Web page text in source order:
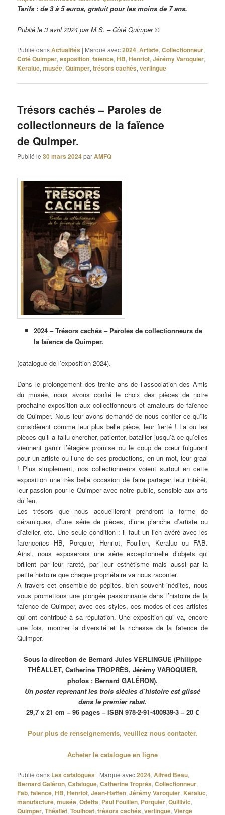
Tarifs : de 3 à 5 euros, gratuit pour les moins de 7 ans.
Publié le 3 avril 2024 par M.S. – Côté Quimper ©
Publié dansActualités | Marqué avec2024,Artiste,Collectionneur,
Côté Quimper,exposition,faïence,HB,Henriot,Jérémy Varoquier,
Keraluc,musée,Quimper,trésors cachés,verlingue
Trésors cachés – Paroles de
collectionneurs de la faïence
de Quimper.
Publié le30 mars 2024parAMFQ
2024 – Trésors cachés – Paroles de collectionneurs de
la faïence de Quimper.
(catalogue de l’exposition 2024).
Dans le prolongement des trente ans de l’association des Amis
du musée, nous avons confié le choix des pièces de notre
prochaine exposition aux collectionneurs et amateurs de faïence
de Quimper. Nous leur avons demandé de nous confier ce qu’ils
considèrent comme leur plus belle pièce, leur fierté ! La ou les
pièces qu’il a fallu chercher, patienter, batailler jusqu’à ce qu’elles
viennent garnir l’étagère promise ou le coup de cœur fulgurant
pour un artiste ou l’une de ses productions, en un mot, leur graal
! Plus simplement, nos collectionneurs voient surtout en cette
exposition une très belle occasion de faire partager leur intérêt,
leur passion pour le Quimper avec notre public, sensible aux arts
du feu.
Les trésors que nous accueilleront prendront la forme de
céramiques, d’une série de pièces, d’une planche d’artiste ou
d’atelier, etc. Une seule condition : il faut un lien avéré avec les
faïenceries HB, Porquier, Henriot, Fouillen, Keraluc ou FAB.
Ainsi, nous exposerons une série exceptionnelle d’objets qui
brillent par leur rareté, par leur esthétisme mais aussi par la
petite histoire que chaque propriétaire va nous raconter.
À travers cet ensemble de pépites, bien souvent inédites, nous
vous promettons une plongée passionnante dans l’histoire de la
faïence de Quimper, avec ces styles, ces modes et ces artistes
qui ont contribué à sa réputation. Une exposition qui va, encore
une fois, montrer la diversité et la richesse de la faïence de
Quimper.
Sous la direction de Bernard Jules VERLINGUE (Philippe
THÉALLET, Catherine TROPRÈS, Jérémy VAROQUIER,
photos : Bernard GALÉRON).
Un poster reprenant les trois siècles d’histoire est glissé
dans le premier rabat.
29,7 x 21 cm – 96 pages – ISBN 978-2-91-400939-3 – 20 €
Pour plus de renseignements, veuillez nous contacter.
Acheter le catalogue en ligne
Publié dans Les catalogues | Marqué avec2024,Alfred Beau,
Bernard Galéron,Catalogue,Catherine Troprès,Collectionneur,
Fab,faïence,HB,Henriot,Jean-Haffen,Jérémy Varoquier, Keraluc,
manufacture,musée,Odetta, Paul Fouillen, Porquier,Quillivic,
Quimper,Théallet,Toulhoat,trésors cachés,verlingue,Vierge